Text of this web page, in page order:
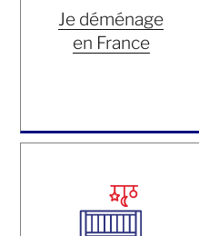
Je déménage
en France